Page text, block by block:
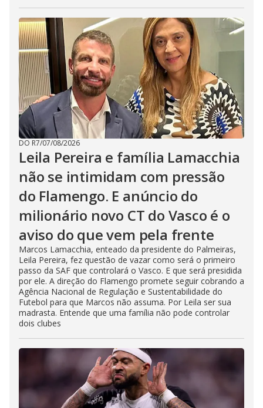
DO R7/07/08/2026
Leila Pereira e família Lamacchia
não se intimidam com pressão
do Flamengo. E anúncio do
milionário novo CT do Vasco é o
aviso do que vem pela frente
Marcos Lamacchia, enteado da presidente do Palmeiras,
Leila Pereira, fez questão de vazar como será o primeiro
passo da SAF que controlará o Vasco. E que será presidida
por ele. A direção do Flamengo promete seguir cobrando a
Agência Nacional de Regulação e Sustentabilidade do
Futebol para que Marcos não assuma. Por Leila ser sua
madrasta. Entende que uma família não pode controlar
dois clubes